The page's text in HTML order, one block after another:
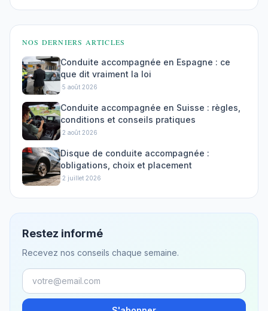
NOS DERNIERS ARTICLES
Conduite accompagnée en Espagne : ce
que dit vraiment la loi
·5 août 2026
Conduite accompagnée en Suisse : règles,
conditions et conseils pratiques
·2 août 2026
Disque de conduite accompagnée :
obligations, choix et placement
·2 juillet 2026
Restez informé
Recevez nos conseils chaque semaine.